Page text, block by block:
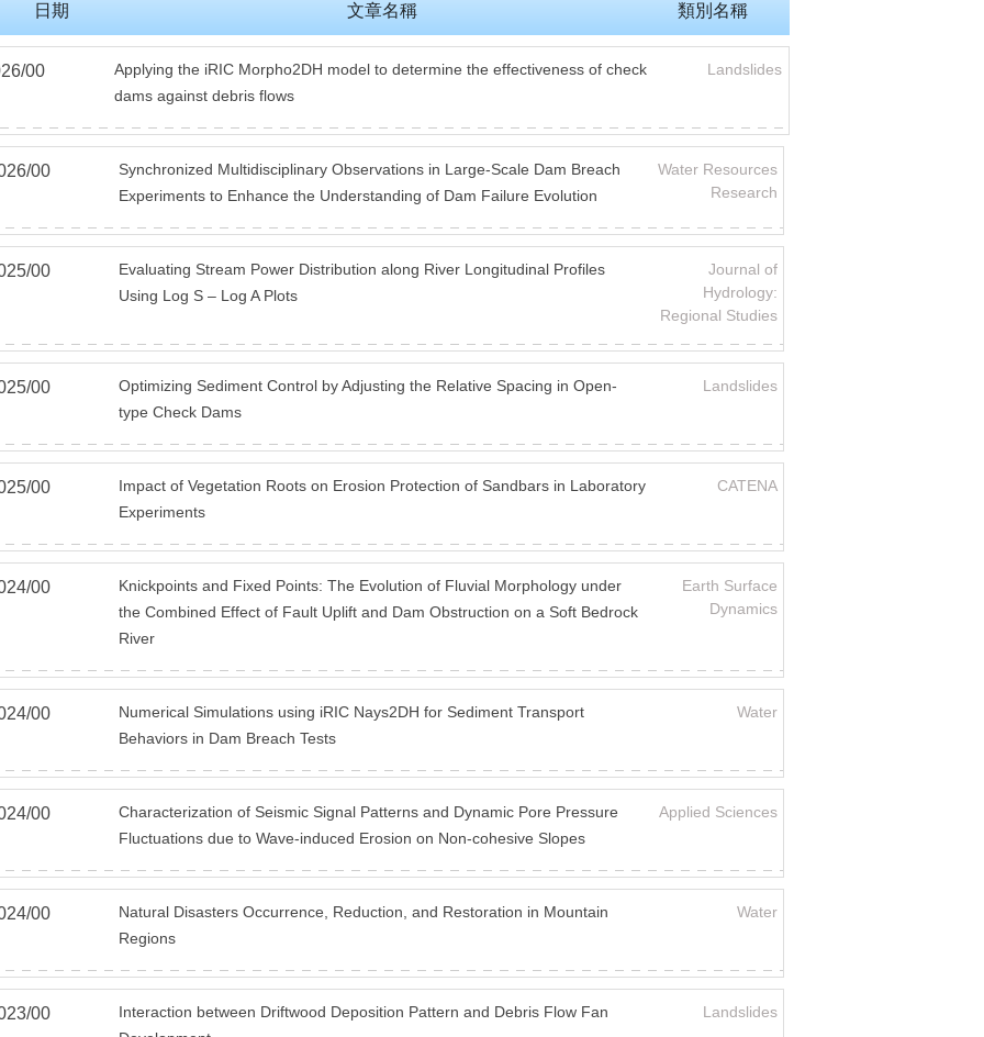
日期 文章名稱 類別名稱
/00
Applying the iRIC Morpho2DH model to determine the effectiveness of check
dams against debris flows
Landslides
/00
Synchronized Multidisciplinary Observations in Large-Scale Dam Breach
Experiments to Enhance the Understanding of Dam Failure Evolution
Water Resources
Research
/00
Evaluating Stream Power Distribution along River Longitudinal Profiles
Using Log S – Log A Plots
Journal of
Hydrology:
Regional Studies
/00
Optimizing Sediment Control by Adjusting the Relative Spacing in Open-
type Check Dams
Landslides
/00
Impact of Vegetation Roots on Erosion Protection of Sandbars in Laboratory
Experiments
CATENA
/00
Knickpoints and Fixed Points: The Evolution of Fluvial Morphology under
the Combined Effect of Fault Uplift and Dam Obstruction on a Soft Bedrock
River
Earth Surface
Dynamics
/00
Numerical Simulations using iRIC Nays2DH for Sediment Transport
Behaviors in Dam Breach Tests
Water
/00
Characterization of Seismic Signal Patterns and Dynamic Pore Pressure
Fluctuations due to Wave-induced Erosion on Non-cohesive Slopes
Applied Sciences
/00
Natural Disasters Occurrence, Reduction, and Restoration in Mountain
Regions
Water
/00
Interaction between Driftwood Deposition Pattern and Debris Flow Fan
Landslides